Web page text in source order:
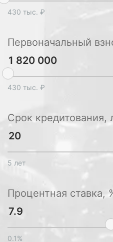
430 тыс. ₽
Первоначальный
430 тыс. ₽
Срок кредитования,
5 лет
Процентная ставка,
0.1%